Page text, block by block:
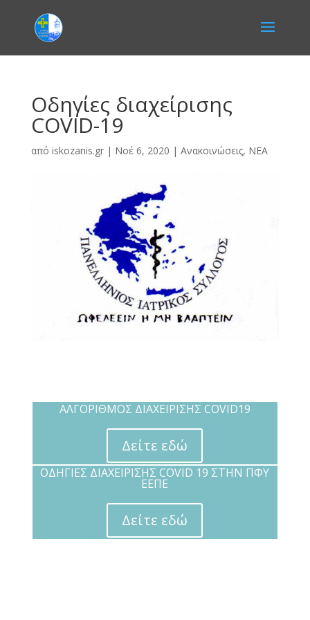
Οδηγίες διαχείρισης
COVID-19
από iskozanis.gr| Νοέ 6, 2020 | Ανακοινώσεις, ΝΕΑ
ΑΛΓΟΡΙΘΜΟΣ ΔΙΑΧΕΙΡΙΣΗΣ COVID19
Δείτε εδώ
ΟΔΗΓΙΕΣ ΔΙΑΧΕΙΡΙΣΗΣ COVID 19 ΣΤΗΝ ΠΦΥ
ΕΕΠΕ
Δείτε εδώ